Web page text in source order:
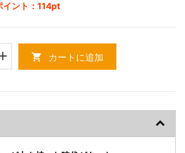
イント：114pt
shopping_cart カートに追加